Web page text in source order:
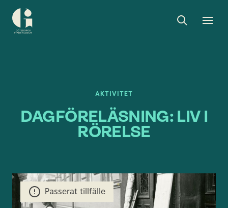
Göteborgs
Toggle
AKTIVITET
DAGFÖRELÄSNING: LIV I
RÖRELSE
Passerat tillfälle